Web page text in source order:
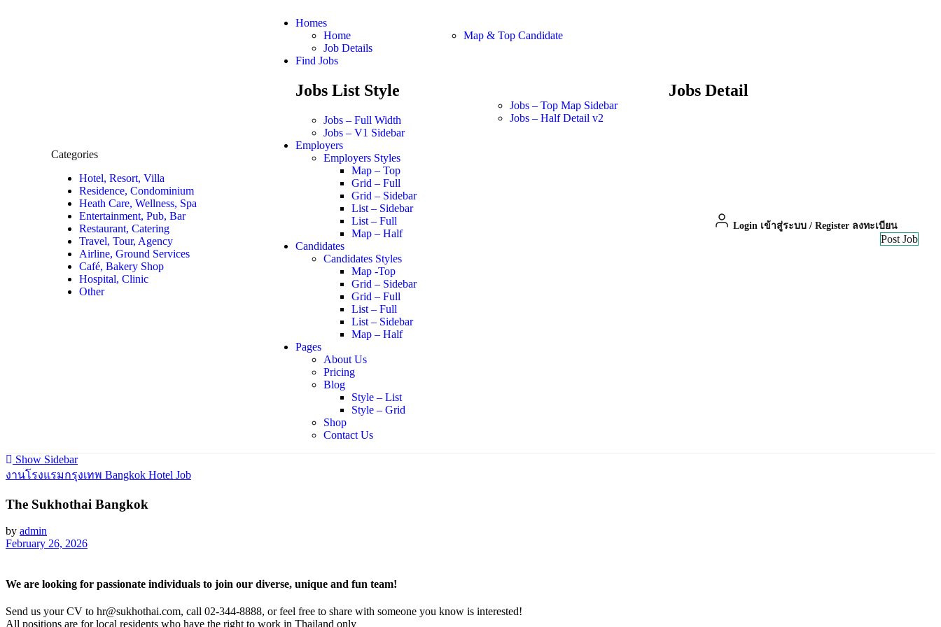
Categories
Hotel, Resort, Villa
Residence, Condominium
Heath Care, Wellness, Spa
Entertainment, Pub, Bar
Restaurant, Catering
Travel, Tour, Agency
Airline, Ground Services
Café, Bakery Shop
Hospital, Clinic
Other
Homes
Home
Job Details
Map & Top Candidate
Find Jobs
Jobs List Style
Jobs – Full Width
Jobs – V1 Sidebar
Jobs – Top Map Sidebar
Jobs – Half Detail v2
Jobs Detail
Employers
Employers Styles
Map – Top
Grid – Full
Grid – Sidebar
List – Sidebar
List – Full
Map – Half
Candidates
Candidates Styles
Map -Top
Grid – Sidebar
Grid – Full
List – Full
List – Sidebar
Map – Half
Pages
About Us
Pricing
Blog
Style – List
Style – Grid
Shop
Contact Us
Login เข้าสู่ระบบ / Register ลงทะเบียน
Post Job
Show Sidebar
งานโรงแรมกรุงเทพ Bangkok Hotel Job
The Sukhothai Bangkok
by admin
February 26, 2026
We are looking for passionate individuals to join our diverse, unique and fun team!
Send us your CV to hr@sukhothai.com, call 02-344-8888, or feel free to share with someone you know is interested!
All positions are for local residents who have the right to work in Thailand only